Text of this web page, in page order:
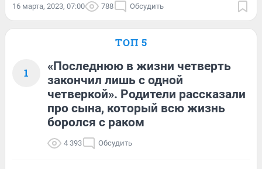
16 марта, 2023, 07:00 788 Обсудить
ТОП 5
1
«Последнюю в жизни четверть
закончил лишь с одной
четверкой». Родители рассказали
про сына, который всю жизнь
боролся с раком
4 393 Обсудить